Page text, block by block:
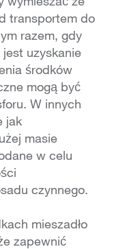
transportem do
razem, gdy
uzyskanie
środków
mogą być
W innych
jak
masie
w celu
czynnego.
mieszadło
zapewnić